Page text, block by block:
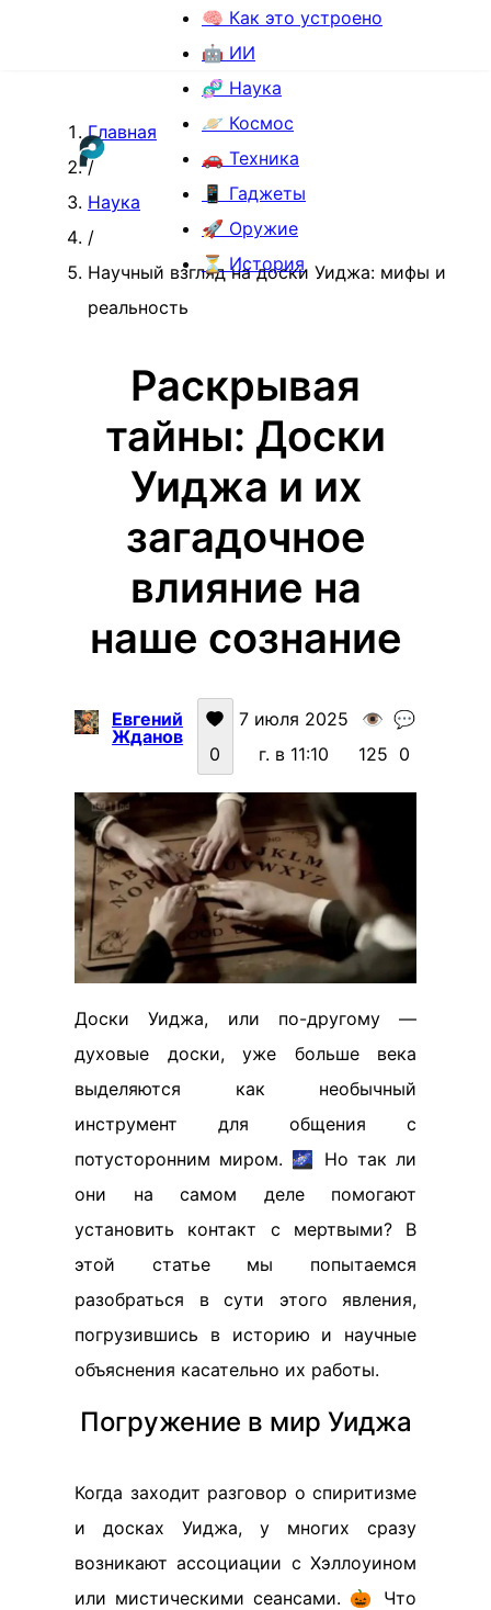
🧠 Как это устроено
🤖 ИИ
🧬 Наука
🪐 Космос
🚗 Техника
📱 Гаджеты
🚀 Оружие
⏳ История
Главная
/
Наука
/
Научный взгляд на доски Уиджа: мифы и
реальность
Раскрывая
тайны: Доски
Уиджа и их
загадочное
влияние на
наше сознание
Евгений
Жданов
0
7 июля 2025
г. в 11:10
👁️
125
💬
0
Доски Уиджа, или по-другому —
духовые доски, уже больше века
выделяются как необычный
инструмент для общения с
потусторонним миром. 🌌 Но так ли
они на самом деле помогают
установить контакт с мертвыми? В
этой статье мы попытаемся
разобраться в сути этого явления,
погрузившись в историю и научные
объяснения касательно их работы.
Погружение в мир Уиджа
Когда заходит разговор о спиритизме
и досках Уиджа, у многих сразу
возникают ассоциации с Хэллоуином
или мистическими сеансами. 🎃 Что